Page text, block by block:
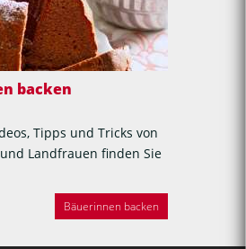
backen
Tipps und Tricks von
Landfrauen finden Sie
Bäuerinnen backen